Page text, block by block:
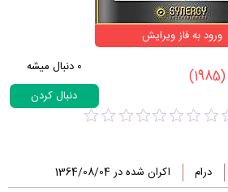
ورود به فاز ویرایش
(1985)
0 دنبال میشه
دنبال کردن
درام
اکران شده در 1364/08/04